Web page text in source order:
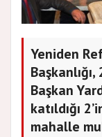
Yeniden
Başkan
katıldığı
mahalle